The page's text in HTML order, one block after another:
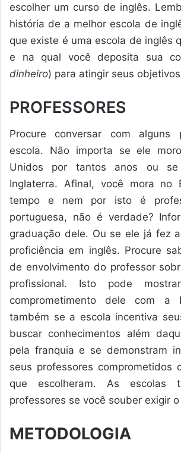
escolher um curso de inglês.
história de a melhor escola de
que existe é uma escola de inglês
e na qual você deposita sua
dinheiro) para atingir seus
PROFESSORES
Procure conversar com alguns
escola. Não importa se ele
Unidos por tantos anos ou
Inglaterra. Afinal, você mora no
tempo e nem por isto é
portuguesa, não é verdade?
graduação dele. Ou se ele já fez
proficiência em inglês. Procure
de envolvimento do professor
profissional. Isto pode
comprometimento dele com a
também se a escola incentiva
buscar conhecimentos além
pela franquia e se demonstram
seus professores comprometidos
que escolheram. As escolas
professores se você souber exigir o
METODOLOGIA